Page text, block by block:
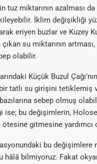
tuz miktarının azalması
İklim değişikliği
eriyen buzlar ve Kuzey
çıkan su miktarının
olabilir.
Küçük Buzul
tatlı su girişini tetiklemiş
sebep olmuş
bu değişimlerin,
gitmesine yardımcı
bu değişimlere
hâlâ bilmiyoruz. Fakat